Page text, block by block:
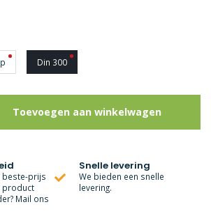
Din 300
Toevoegen aan winkelwagen
beste-prijs
product
Mail ons
Snelle levering
We bieden een snelle
levering.